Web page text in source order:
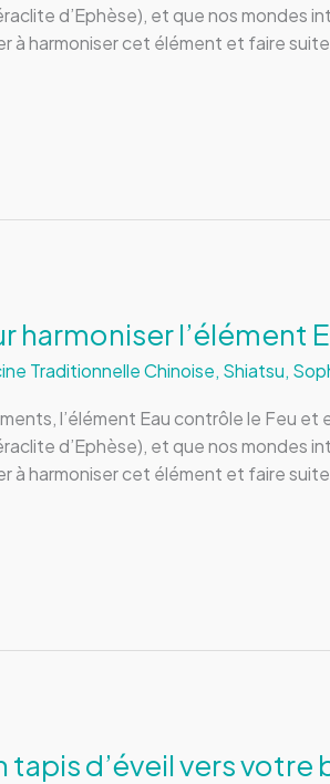
d’Ephèse), et que nos mondes
à harmoniser cet élément et faire
harmoniser l’élément
Traditionnelle Chinoise, Shiatsu,
l’élément Eau contrôle le Feu
d’Ephèse), et que nos mondes
à harmoniser cet élément et faire
tapis d’éveil vers votre